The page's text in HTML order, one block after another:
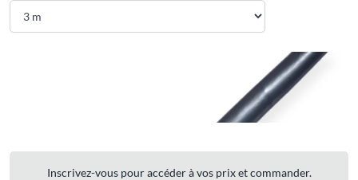
Inscrivez-vous pour accéder à vos prix et commander.